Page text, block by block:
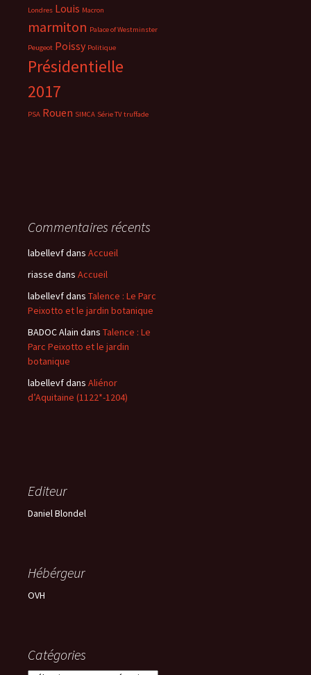
Londres Louis Macron
marmiton Palace of Westminster
Peugeot Poissy Politique
Présidentielle
2017
PSA Rouen SIMCA Série TV truffade
Commentaires récents
labellevfdans Accueil
riasse dans Accueil
labellevfdans Talence : Le Parc
Peixotto et le jardin botanique
BADOC Alain dans Talence : Le
Parc Peixotto et le jardin
botanique
labellevfdans Aliénor
d’Aquitaine (1122*-1204)
Editeur
Daniel Blondel
Hébérgeur
OVH
Catégories